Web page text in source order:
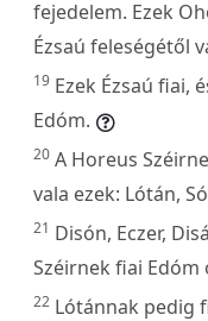
fejedelem. Ezek
Ézsaú feleségétől
19 Ezek Ézsaú fiai,
Edóm.
20 A Horeus
vala ezek: Lótán,
21 Disón, Eczer,
Széirnek fiai Edóm
22 Lótánnak pedig